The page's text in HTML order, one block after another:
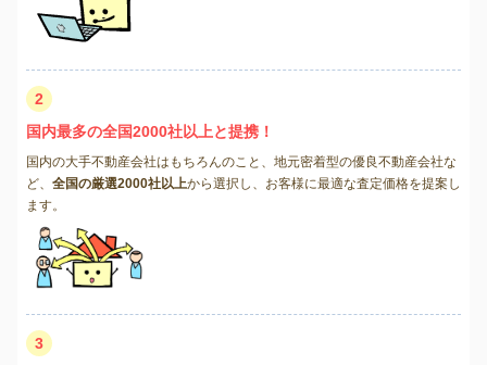
2
国内最多の全国2000社以上と提携！
国内の大手不動産会社はもちろんのこと、地元密着型の優良不動産会社な
ど、 全国の厳選2000社以上から選択し、お客様に最適な査定価格を提案し
ます。
3